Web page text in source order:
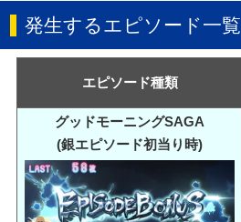
発生するエピソード一覧
エピソード種類
グッドモーニングSAGA
(銀エピソード初当り時)